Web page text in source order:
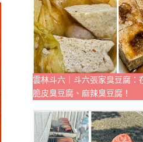
雲林斗六｜斗六張家臭豆腐：
脆皮臭豆腐、麻辣臭豆腐！